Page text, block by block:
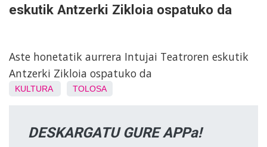
eskutik Antzerki Zikloia ospatuko da
Aste honetatik aurrera Intujai Teatroren eskutik
Antzerki Zikloia ospatuko da
KULTURA TOLOSA
DESKARGATU GURE APPa!